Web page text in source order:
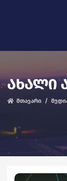
ᲐᲮᲐᲚᲘ
მთავარი